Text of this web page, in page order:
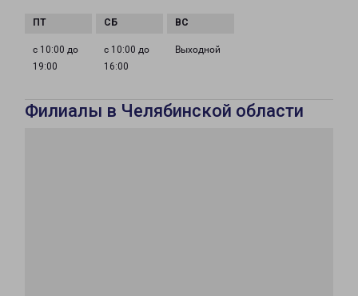
с 10:00 до
19:00
с 10:00 до
16:00
Выходной
Филиалы в Челябинской области